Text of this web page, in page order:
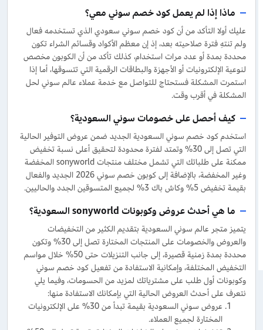
ماذا إذا لم يعمل كود خصم سوني معي؟
عليك أولا التأكد من أن كود خصم سوني سعودي الذي تستخدمه فعال
ولم تنتهِ فترة صلاحيته بعد، إذ إن معظم الأكواد وقسائم الشراء تكون
محددة بمدة أو عدد مرات استخدام، كذلك تأكد من أن الكوبون مخصص
لنوعية الإلكترونيات أو الأجهزة والبطاقات الرقمية التي تتسوقها، أما إذا
استمرت المشكلة فستحتاج للتواصل مع خدمة عملاء عالم سوني لحل
المشكلة في أقرب وقت.
كيف أحصل على خصومات سوني السعودية؟
استخدم كود خصم سوني السعودية الجديد ضمن عروض التوفير الحالية
التي تصل إلى 30% وتمتد لفترة محدودة لتحقيق أعلى نسبة تخفيض
ممكنة على طلباتك التي تشمل مختلف منتجات sonyworld المخفضة
وغير المخفضة، بالإضافة إلى كوبون خصم سوني 2026 الجديد والفعال
بقيمة تخفيض 5% وكاش باك 3% لجميع المتسوقين الجدد والحاليين.
ما هي أحدث عروض وكوبونات sonyworld السعودية؟
يتميز متجر عالم سوني السعودية بتقديم الكثير من التخفيضات
والعروض والخصومات على المنتجات المختارة تصل إلى 30% وتكون
محددة بمدة زمنية قصيرة، إلى جانب التنزيلات حتى 50% خلال مواسم
التخفيض المختلفة، وإمكانية الاستفادة من تفعيل كود خصم سوني
وكوبونات أول طلب على مشترياتك لمزيد من الحسومات، وفيما يلي
نتعرف على أحدث العروض الحالية التي بإمكانك الاستفادة منها:
عروض سوني السعودية بقيمة تبدأ من 30% على الإلكترونيات
المختارة لجميع العملاء.